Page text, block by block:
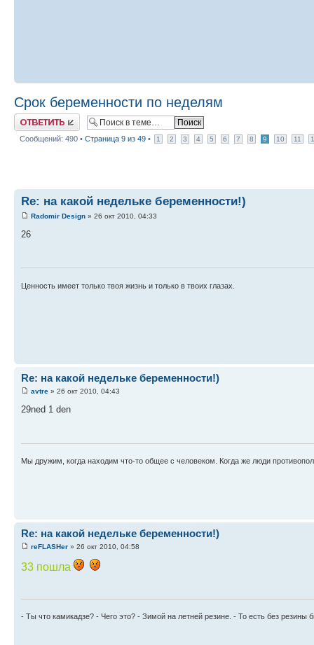
Срок беременности по неделям
Ответить
Сообщений: 490 • Страница 9 из 49 • 1 2 3 4 5 6 7 8 9 10 11
Re: на какой недельке беременности!)
Radomir Design » 26 окт 2010, 04:33
26
Ценность имеет только твоя жизнь и только в твоих глазах.
Re: на какой недельке беременности!)
avtre » 26 окт 2010, 04:43
29ned 1 den
Мы дружим, когда находим что-то общее с человеком. Когда же люди
Re: на какой недельке беременности!)
reFLASHer » 26 окт 2010, 04:58
33 пошла
- Ты что камикадзе? - Чего это? - Зимой на летней резине. - То есть без резины